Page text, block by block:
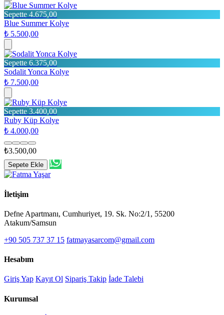
Sepette 4.675,00
Blue Summer Kolye
₺ 5.500,00
Sepette 6.375,00
Sodalit Yonca Kolye
₺ 7.500,00
Sepette 3.400,00
Ruby Küp Kolye
₺ 4.000,00
₺3.500,00
Sepete Ekle
İletişim
Defne Apartmanı, Cumhuriyet, 19. Sk. No:2/1, 55200
Atakum/Samsun
+90 505 737 37 15 fatmayasarcom@gmail.com
Hesabım
Giriş Yap Kayıt Ol Sipariş Takip İade Talebi
Kurumsal